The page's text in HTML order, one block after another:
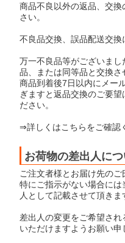
商品不良以外の返品、交
さい。
不良品交換、誤品配送交
万一不良品等がございま
品、または同等品と交換
商品到着後7日以内にメー
ぎますと返品交換のご要
ださい。
⇒詳しくはこちらをご確認
お荷物の差出人に
ご注文者様とお届け先の
特にご指示がない場合に
人として記載させて頂きま
差出人の変更をご希望さ
いただけますようお願い申